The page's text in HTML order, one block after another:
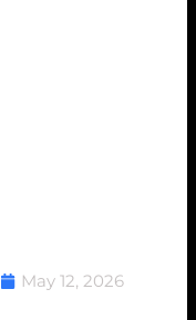
May 12, 2026